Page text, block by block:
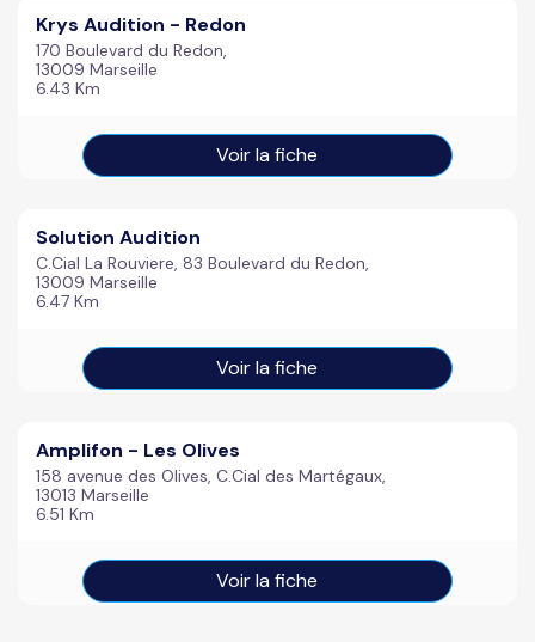
Krys Audition - Redon
170 Boulevard du Redon,
13009 Marseille
6.43 Km
Voir la fiche
Solution Audition
C.Cial La Rouviere, 83 Boulevard du Redon,
13009 Marseille
6.47 Km
Voir la fiche
Amplifon - Les Olives
158 avenue des Olives, C.Cial des Martégaux,
13013 Marseille
6.51 Km
Voir la fiche